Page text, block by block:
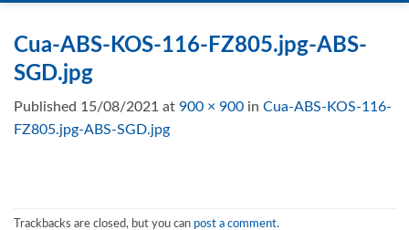
Cua-ABS-KOS-116-FZ805.jpg-ABS-
SGD.jpg
Published 15/08/2021 at 900 × 900 in Cua-ABS-KOS-116-
FZ805.jpg-ABS-SGD.jpg
Trackbacks are closed, but you can post a comment.